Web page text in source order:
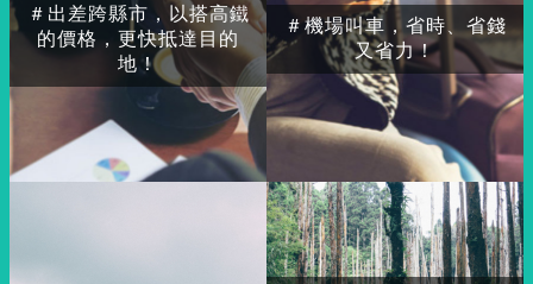
＃出差跨縣市，以搭高鐵
的價格，更快抵達目的
地！
＃機場叫車，省時、省錢
又省力！